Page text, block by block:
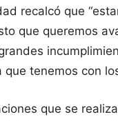
recalcó que
que queremos
tenemos con
que se